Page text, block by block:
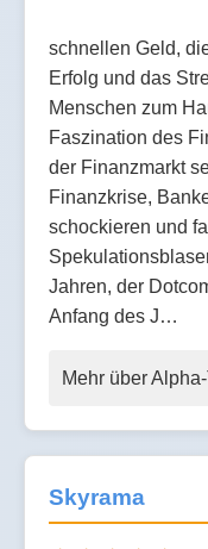
schnellen Geld,
Erfolg und das
Menschen zum
Faszination des
der Finanzmarkt
Finanzkrise,
schockieren und
Jahren, der
Anfang des J…
Mehr über
Skyrama